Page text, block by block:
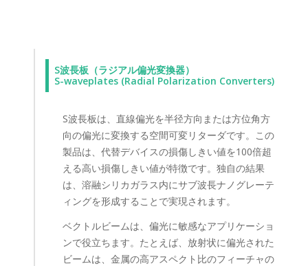
S波長板（ラジアル偏光変換器）
S-waveplates (Radial Polarization Converters)
S波長板は、直線偏光を半径方向または方位角方
向の偏光に変換する空間可変リターダです。この
製品は、代替デバイスの損傷しきい値を100倍超
える高い損傷しきい値が特徴です。独自の結果
は、溶融シリカガラス内にサブ波長ナノグレーテ
ィングを形成することで実現されます。
ベクトルビームは、偏光に敏感なアプリケーショ
ンで役立ちます。たとえば、放射状に偏光された
ビームは、金属の高アスペクト比のフィーチャの